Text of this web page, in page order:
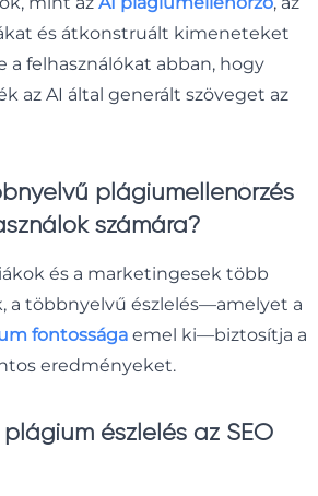
és átkonstruált kimeneteket
a felhasználókat abban, hogy
az AI által generált szöveget az
plágiumellenőrzés
számára?
és a marketingesek több
a többnyelvű észlelés—amelyet a
fontossága emel ki—biztosítja a
eredményeket.
észlelés az SEO